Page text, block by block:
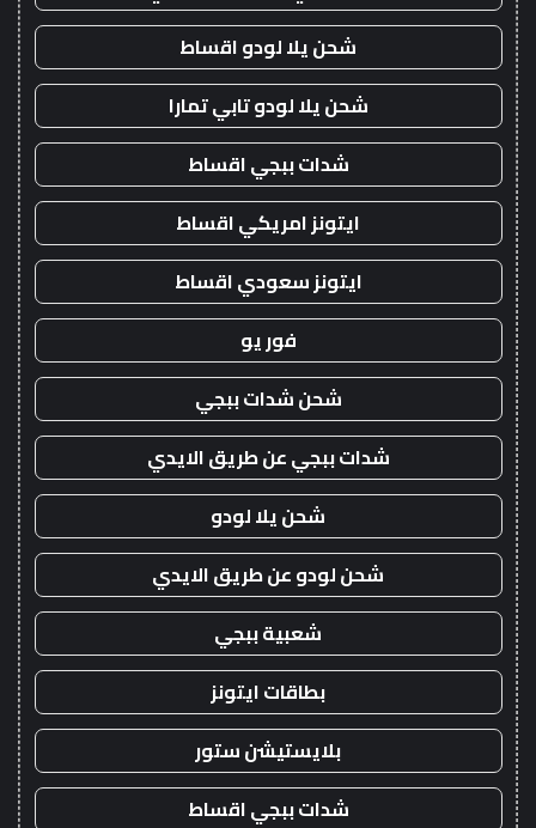
شحن يلا لودو اقساط
شحن يلا لودو تابي تمارا
شدات ببجي اقساط
ايتونز امريكي اقساط
ايتونز سعودي اقساط
فور يو
شحن شدات ببجي
شدات ببجي عن طريق الايدي
شحن يلا لودو
شحن لودو عن طريق الايدي
شعبية ببجي
بطاقات ايتونز
بلايستيشن ستور
شدات ببجي اقساط